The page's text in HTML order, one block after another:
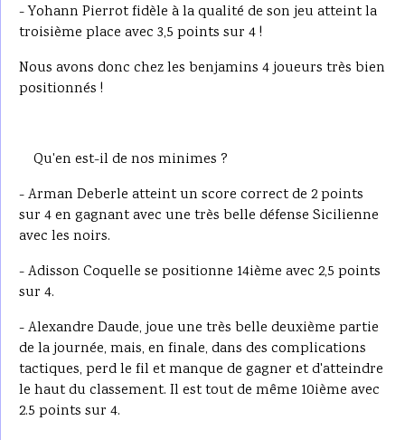
- Yohann Pierrot fidèle à la qualité de son jeu atteint la
troisième place avec 3,5 points sur 4 !
Nous avons donc chez les benjamins 4 joueurs très bien
positionnés !
Qu'en est-il de nos minimes ?
- Arman Deberle atteint un score correct de 2 points
sur 4 en gagnant avec une très belle défense Sicilienne
avec les noirs.
- Adisson Coquelle se positionne 14ième avec 2,5 points
sur 4.
- Alexandre Daude, joue une très belle deuxième partie
de la journée, mais, en finale, dans des complications
tactiques, perd le fil et manque de gagner et d'atteindre
le haut du classement. Il est tout de même 10ième avec
2.5 points sur 4.